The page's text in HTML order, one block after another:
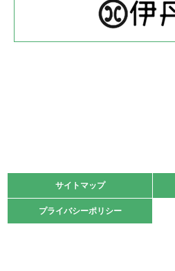
体育協会長杯 バドミントン競
2022.05.22
緑ケ丘体育館
2021.10.23
卓球選手権大会ラージボールの部
サイトマップ
プライバシーポリシー
サイトマップ
プライバシーポリシー